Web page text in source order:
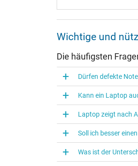
Wichtige und
Die häufigsten
Dürfen defekte
Kann ein Laptop
Laptop zeigt nach
Soll ich besser
Was ist der